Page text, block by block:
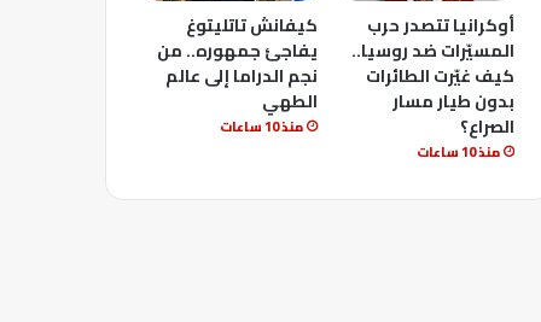
أوكرانيا تتصدر حرب
المسيّرات ضد روسيا..
كيف غيّرت الطائرات
بدون طيار مسار
الصراع؟
منذ 10 ساعات
كيفانش تاتليتوغ
يفاجئ جمهوره.. من
نجم الدراما إلى عالم
الطهي
منذ 10 ساعات